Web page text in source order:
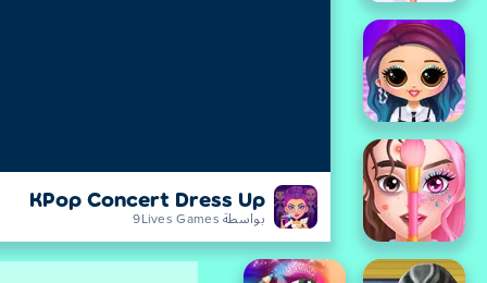
KPop Concert Dress Up
بواسطة 9Lives Games